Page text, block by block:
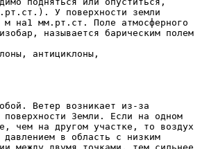
У поверхности земли
на1 мм.рт.ст. Поле атмосферного
называется барическим полем
антициклоны,
Ветер возникает из-за
поверхности Земли. Если на одном
чем на другом участке, то воздух
в область с низким